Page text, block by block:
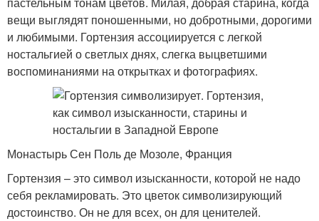
вещи выглядят поношенными, но добротными, дорогими
и любимыми. Гортензия ассоциируется с легкой
ностальгией о светлых днях, слегка выцветшими
воспоминаниями на открытках и фотографиях.
Монастырь Сен Поль де Мозоле, Франция
Гортензия – это символ изысканности, которой не надо
себя рекламировать. Это цветок символизирующий
достоинство. Он не для всех, он для ценителей.